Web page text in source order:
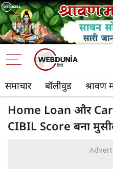
समाचार बॉलीवुड श्रावण
Home Loan और Car
CIBIL Score बना